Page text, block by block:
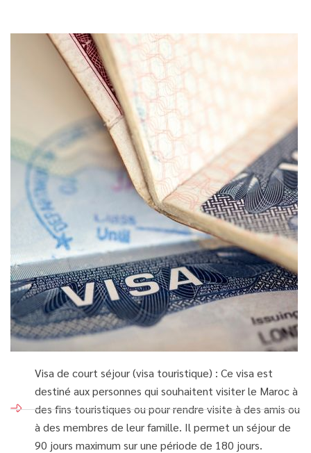
Visa de court séjour (visa touristique) : Ce visa est
destiné aux personnes qui souhaitent visiter le Maroc à
des fins touristiques ou pour rendre visite à des amis ou
à des membres de leur famille. Il permet un séjour de
90 jours maximum sur une période de 180 jours.